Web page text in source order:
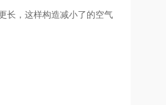
长，这样构造减小了的空气